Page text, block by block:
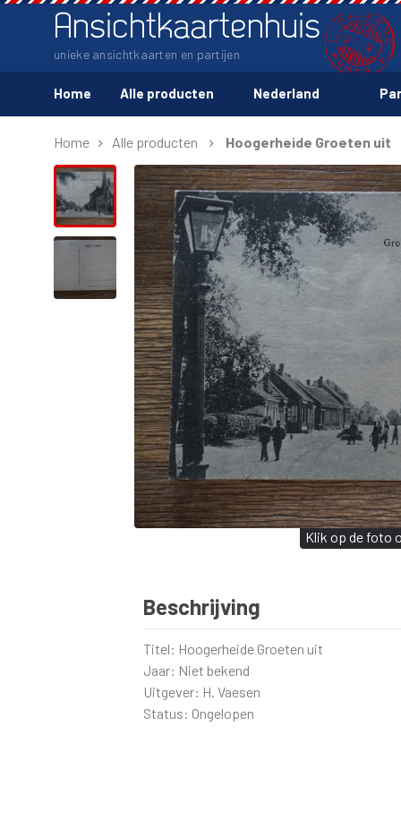
Ansichtkaartenhuis
unieke ansichtkaarten en partijen
Home Alle producten Nederland
Home Alle producten Hoogerheide Groeten uit
Klik op de foto
Beschrijving
Titel: Hoogerheide Groeten uit
Jaar: Niet bekend
Uitgever: H. Vaesen
Status: Ongelopen